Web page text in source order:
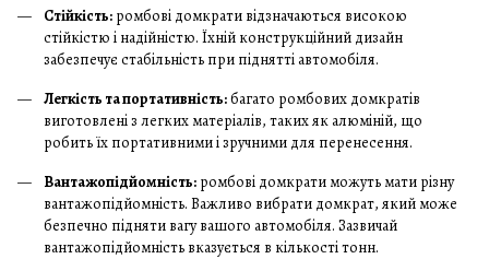
Стійкість: ромбові домкрати відзначаються високою
стійкістю і надійністю. Їхній конструкційний дизайн
забезпечує стабільність при піднятті автомобіля.
Легкість та портативність:багато ромбових домкратів
виготовлені з легких матеріалів, таких як алюміній, що
робить їх портативними і зручними для перенесення.
Вантажопідйомність: ромбові домкрати можуть мати різну
вантажопідйомність. Важливо вибрати домкрат, який може
безпечно підняти вагу вашого автомобіля. Зазвичай
вантажопідйомність вказується в кількості тонн.